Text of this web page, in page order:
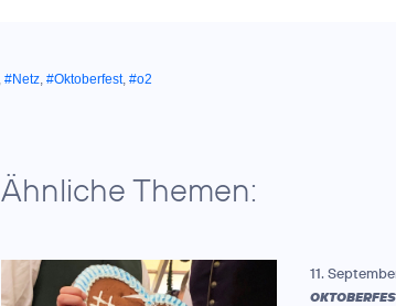
#Netz #Oktoberfest, #o2
Ähnliche Themen:
11.